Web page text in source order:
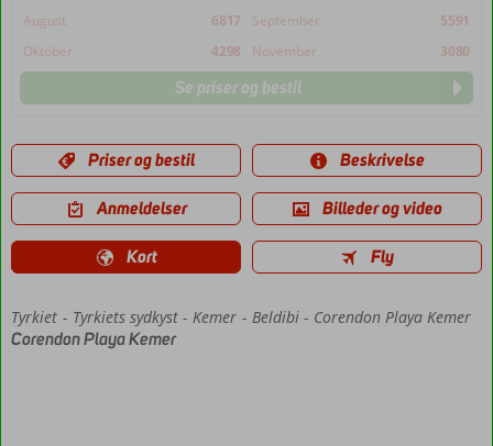
August 6817 September
5591
Oktober
4298 November 3080
Se priser og bestil
Priser og bestil Beskrivelse
Anmeldelser Billeder og video
Kort Fly
Forside
Tyrkiet Tyrkiets sydkyst Kemer Beldibi
Corendon Playa Kemer
Corendon Playa Kemer